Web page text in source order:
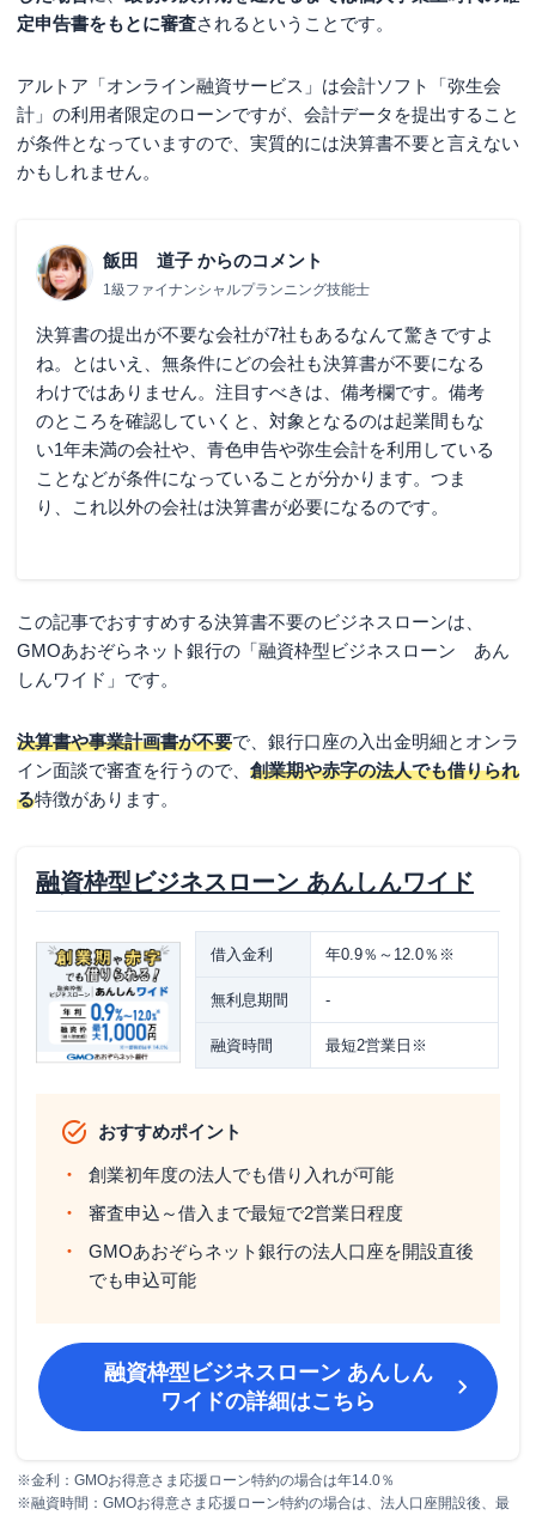
定申告書をもとに審査されるということです。
アルトア「オンライン融資サービス」は会計ソフト「弥生会
計」の利用者限定のローンですが、会計データを提出すること
が条件となっていますので、実質的には決算書不要と言えない
かもしれません。
飯田 道子 からのコメント
1級ファイナンシャルプランニング技能士
決算書の提出が不要な会社が7社もあるなんて驚きですよ
ね。とはいえ、無条件にどの会社も決算書が不要になる
わけではありません。注目すべきは、備考欄です。備考
のところを確認していくと、対象となるのは起業間もな
い1年未満の会社や、青色申告や弥生会計を利用している
ことなどが条件になっていることが分かります。つま
り、これ以外の会社は決算書が必要になるのです。
この記事でおすすめする決算書不要のビジネスローンは、
GMOあおぞらネット銀行の「融資枠型ビジネスローン あん
しんワイド」です。
決算書や事業計画書が不要で、銀行口座の入出金明細とオンラ
イン面談で審査を行うので、 創業期や赤字の法人でも借りられ
る特徴があります。
融資枠型ビジネスローン あんしんワイド
借入金利 年0.9％～12.0％※
無利息期間 -
融資時間 最短2営業日※
おすすめポイント
創業初年度の法人でも借り入れが可能
審査申込～借入まで最短で2営業日程度
GMOあおぞらネット銀行の法人口座を開設直後
でも申込可能
融資枠型ビジネスローン あんしん
ワイドの詳細はこちら
※金利：GMOお得意さま応援ローン特約の場合は年14.0％
※融資時間：GMOお得意さま応援ローン特約の場合は、法人口座開設後、最